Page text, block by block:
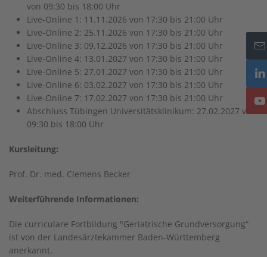
von 09:30 bis 18:00 Uhr
Live-Online 1: 11.11.2026 von 17:30 bis 21:00 Uhr
Live-Online 2: 25.11.2026 von 17:30 bis 21:00 Uhr
Live-Online 3: 09.12.2026 von 17:30 bis 21:00 Uhr
Live-Online 4: 13.01.2027 von 17:30 bis 21:00 Uhr
Live-Online 5: 27.01.2027 von 17:30 bis 21:00 Uhr
Live-Online 6: 03.02.2027 von 17:30 bis 21:00 Uhr
Live-Online 7: 17.02.2027 von 17:30 bis 21:00 Uhr
Abschluss Tübingen Universitätsklinikum: 27.02.2027 von
09:30 bis 18:00 Uhr
Kursleitung:
Prof. Dr. med. Clemens Becker
Weiterführende Informationen:
Die curriculare Fortbildung "Geriatrische Grundversorgung“
ist von der Landesärztekammer Baden-Württemberg
anerkannt.